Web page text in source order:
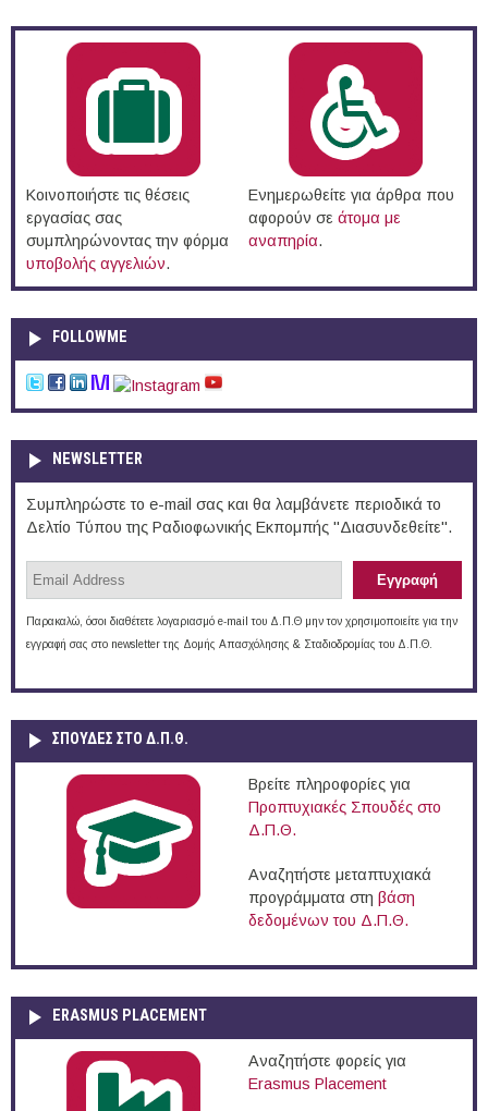
Κοινοποιήστε τις θέσεις
εργασίας σας
συμπληρώνοντας την φόρμα
υποβολής αγγελιών.
Ενημερωθείτε για άρθρα που
αφορούν σε άτομα με
αναπηρία.
FOLLOWME
NEWSLETTER
Συμπληρώστε το e-mail σας και θα λαμβάνετε περιοδικά το
Δελτίο Τύπου της Ραδιοφωνικής Εκπομπής "Διασυνδεθείτε".
Παρακαλώ, όσοι διαθέτετε λογαριασμό e-mail του Δ.Π.Θ μην τον χρησιμοποιείτε για την
εγγραφή σας στο newsletter της Δομής Απασχόλησης & Σταδιοδρομίας του Δ.Π.Θ.
ΣΠΟΥΔΈΣ ΣΤΟ Δ.Π.Θ.
Βρείτε πληροφορίες για
Προπτυχιακές Σπουδές στο
Δ.Π.Θ.
Αναζητήστε μεταπτυχιακά
προγράμματα στη βάση
δεδομένων του Δ.Π.Θ.
ERASMUS PLACEMENT
Αναζητήστε φορείς για
Erasmus Placement